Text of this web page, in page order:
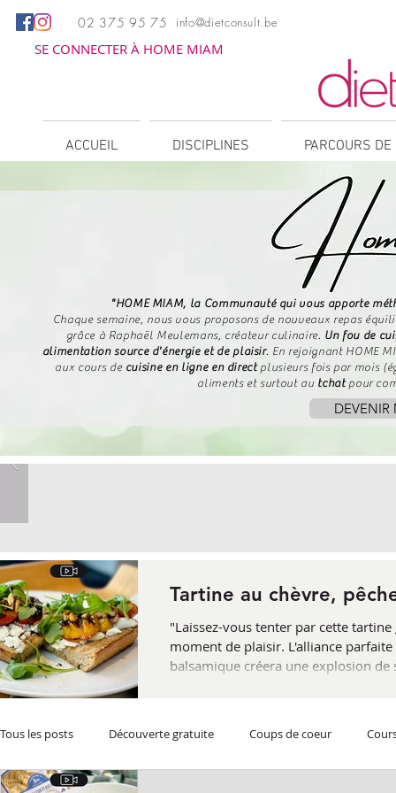
02 375 95 75 info@dietconsult.be
SE CONNECTER À HOME MIAM
ACCUEIL DISCIPLINES PARCOURS
"HOME MIAM, la Communauté qui vous apporte
Chaque semaine, nous vous proposons de nouveaux repas
grâce à Raphaël Meulemans, créateur culinaire. Un fou de
alimentation source d'énergie et de plaisir. En rejoignant HOME
aux cours de cuisine en ligne en direct plusieurs fois par mois
aliments et surtout au tchatpour
DEVENIR
Tartine au chèvre,
"Laissez-vous tenter par cette
moment de plaisir. L'alliance
balsamique créera une explosion
Tous les posts Découverte gratuite Coups de coeur